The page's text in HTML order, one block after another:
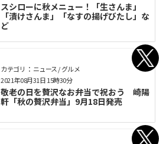
スシローに秋メニュー！「生さんま」
「漬けさんま」「なすの揚げびたし」な
ど
カテゴリ： ニュース / グルメ
敬老の日を贅沢なお弁当で祝おう 崎陽
軒「秋の贅沢弁当」9月18日発売
2021年08月31日 15時30分